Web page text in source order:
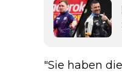
"Sie haben